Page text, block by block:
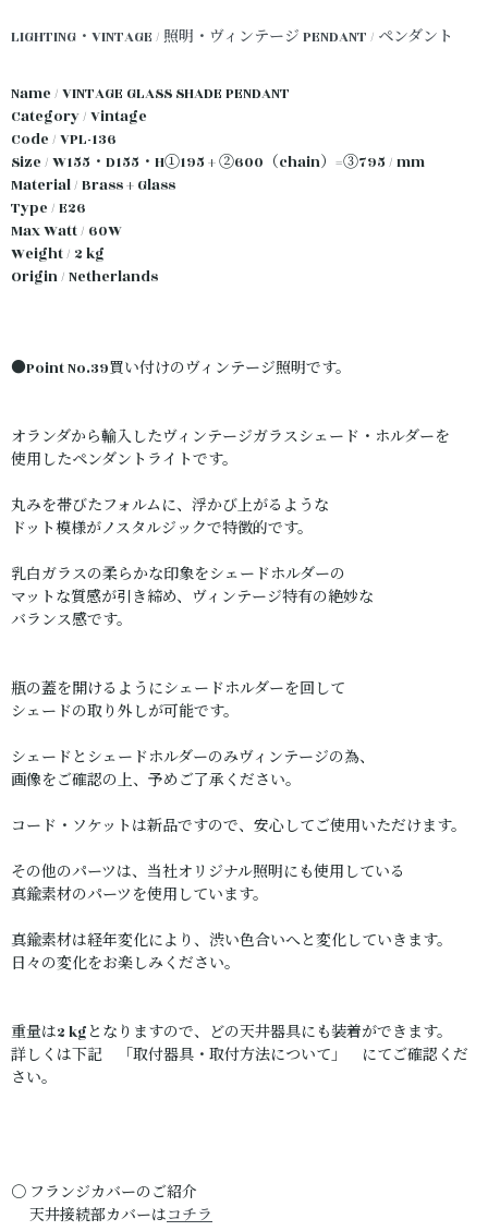
LIGHTING・VINTAGE / 照明・ヴィンテージ PENDANT / ペンダント
Name / VINTAGE GLASS SHADE PENDANT
Category / Vintage
Code / VPL-136
Size / W155・D155・H①195 + ②600（chain）=③795 / mm
Material / Brass + Glass
Type / E26
Max Watt / 60W
Weight / 2 kg
Origin / Netherlands
●Point No.39買い付けのヴィンテージ照明です。
オランダから輸入したヴィンテージガラスシェード・ホルダーを
使用したペンダントライトです。
丸みを帯びたフォルムに、浮かび上がるような
ドット模様がノスタルジックで特徴的です。
乳白ガラスの柔らかな印象をシェードホルダーの
マットな質感が引き締め、ヴィンテージ特有の絶妙な
バランス感です。
瓶の蓋を開けるようにシェードホルダーを回して
シェードの取り外しが可能です。
シェードとシェードホルダーのみヴィンテージの為、
画像をご確認の上、予めご了承ください。
コード・ソケットは新品ですので、安心してご使用いただけます。
その他のパーツは、当社オリジナル照明にも使用している
真鍮素材のパーツを使用しています。
真鍮素材は経年変化により、渋い色合いへと変化していきます。
日々の変化をお楽しみください。
重量は2 kgとなりますので、どの天井器具にも装着ができます。
詳しくは下記 「取付器具・取付方法について」 にてご確認くだ
さい。
〇 フランジカバーのご紹介
天井接続部カバーはコチラ